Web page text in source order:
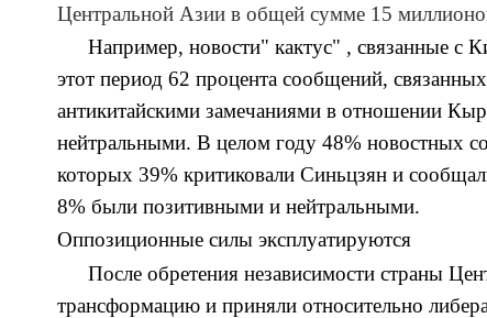
Центральной Азии в общей сумме 15
Например, новости" кактус" , связанные с
этот период 62 процента сообщений,
антикитайскими замечаниями в отношении
нейтральными. В целом году 48% новостных
которых 39% критиковали Синьцзян и
8% были позитивными и нейтральными.
Оппозиционные силы эксплуатируются
После обретения независимости страны
трансформацию и приняли относительно